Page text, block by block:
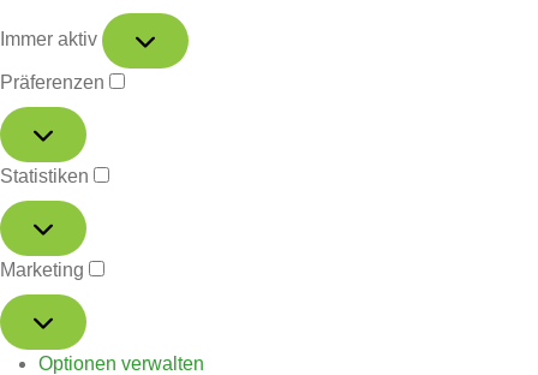
Immer aktiv
Präferenzen
Statistiken
Marketing
Optionen verwalten